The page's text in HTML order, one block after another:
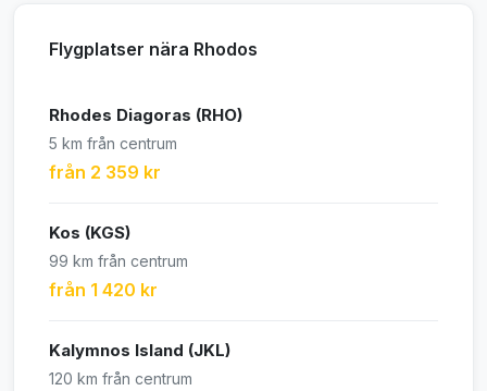
Flygplatser nära Rhodos
Rhodes Diagoras (RHO)
5 km från centrum
från 2 359 kr
Kos (KGS)
99 km från centrum
från 1 420 kr
Kalymnos Island (JKL)
120 km från centrum